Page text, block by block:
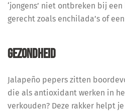
‘jongens’ niet ontbreken bij
gerecht zoals enchilada’s of
GEZONDHEID
Jalapeño pepers zitten
die als antioxidant werken in
verkouden? Deze rakker helpt